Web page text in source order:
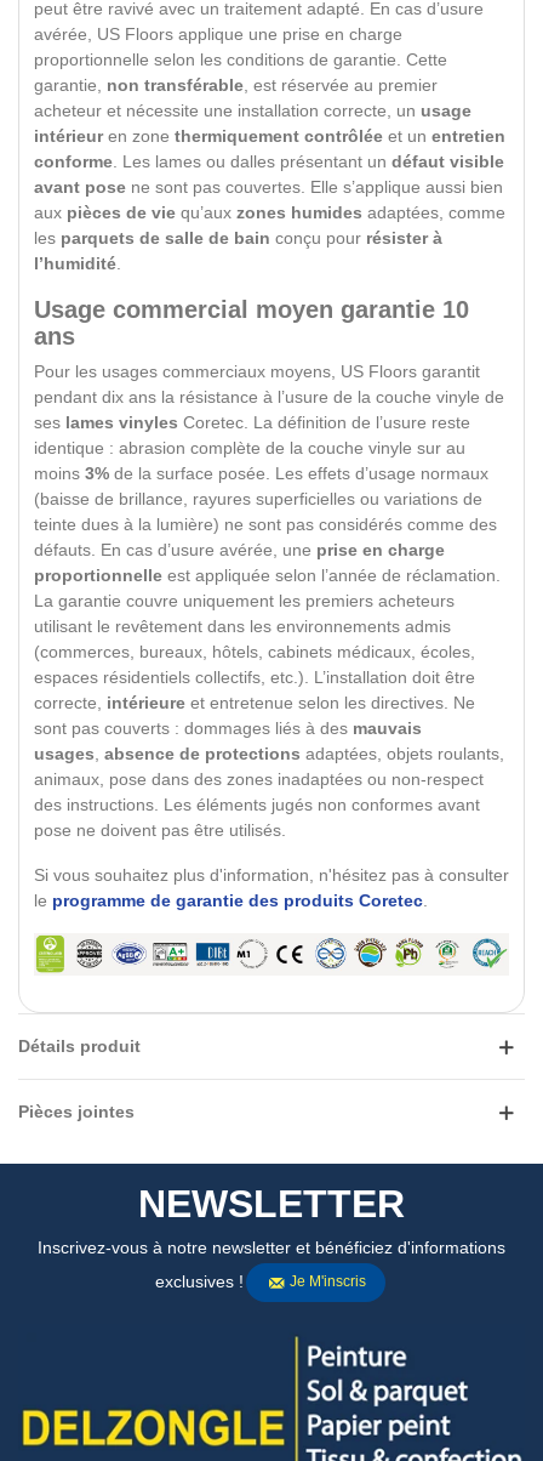
peut être ravivé avec un traitement adapté. En cas d’usure
avérée, US Floors applique une prise en charge
proportionnelle selon les conditions de garantie. Cette
garantie, non transférable , est réservée au premier
acheteur et nécessite une installation correcte, un usage
intérieuren zone thermiquement contrôlée et un entretien
conforme . Les lames ou dalles présentant un défaut visible
avant pose ne sont pas couvertes. Elle s’applique aussi bien
aux pièces de vie qu’aux zones humides adaptées, comme
les parquets de salle de bain conçu pour résister à
l’humidité
Usage commercial moyen garantie 10
ans
Pour les usages commerciaux moyens, US Floors garantit
pendant dix ans la résistance à l’usure de la couche vinyle de
ses lames vinyles Coretec. La définition de l’usure reste
identique : abrasion complète de la couche vinyle sur au
moins 3% de la surface posée. Les effets d’usage normaux
(baisse de brillance, rayures superficielles ou variations de
teinte dues à la lumière) ne sont pas considérés comme des
défauts. En cas d’usure avérée, une prise en charge
proportionnelle est appliquée selon l’année de réclamation.
La garantie couvre uniquement les premiers acheteurs
utilisant le revêtement dans les environnements admis
(commerces, bureaux, hôtels, cabinets médicaux, écoles,
espaces résidentiels collectifs, etc.). L’installation doit être
correcte, intérieure et entretenue selon les directives. Ne
sont pas couverts : dommages liés à des mauvais
usages absence de protections adaptées, objets roulants,
animaux, pose dans des zones inadaptées ou non-respect
des instructions. Les éléments jugés non conformes avant
pose ne doivent pas être utilisés.
Si vous souhaitez plus d'information, n'hésitez pas à consulter
le programme de garantie des produits Coretec
Détails produit
Pièces jointes
NEWSLETTER
Inscrivez-vous à notre newsletter et bénéficiez d'informations
exclusives !
Je M'inscris